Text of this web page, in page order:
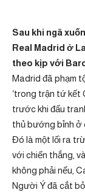
Sau khi ngã
Real Madrid ở
theo kịp với
Madrid đã phạm
‘trong trận tứ kết
trước khi đấu
thủ bướng bỉnh ở
Đó là một lối ra
với chiến thắng,
không phải nếu,
Người Ý đã cắt